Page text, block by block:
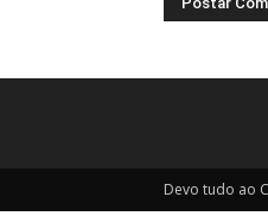
Devo tudo ao